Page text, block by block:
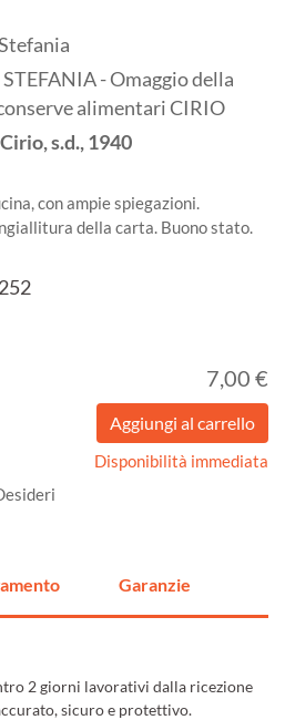
STEFANIA - Omaggio della
alimentari CIRIO
Cirio, s.d.,1940
con ampie spiegazioni.
della carta. Buono stato.
7,00 €
Disponibilità immediata
Garanzie
2 giorni lavorativi dalla ricezione
sicuro e protettivo.